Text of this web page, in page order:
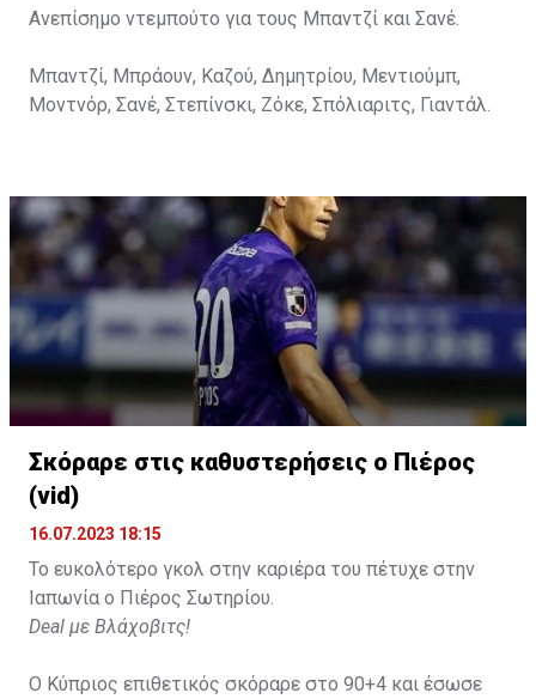
Ανεπίσημο ντεμπούτο για τους Μπαντζί και Σανέ.
Μπαντζί, Μπράουν, Καζού, Δημητρίου, Μεντιούμπ,
Μοντνόρ, Σανέ, Στεπίνσκι, Ζόκε, Σπόλιαριτς, Γιαντάλ.
Σκόραρε στις καθυστερήσεις ο Πιέρος
(vid)
16.07.2023 18:15
Το ευκολότερο γκολ στην καριέρα του πέτυχε στην
Ιαπωνία ο Πιέρος Σωτηρίου.
Deal με Βλάχοβιτς!
Ο Κύπριος επιθετικός σκόραρε στο 90+4 και έσωσε